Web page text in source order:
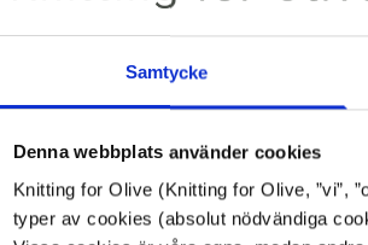
Samtycke
Denna webbplats använder cookies
Knitting for Olive (Knitting for Olive, ”vi”,
typer av cookies (absolut nödvändiga